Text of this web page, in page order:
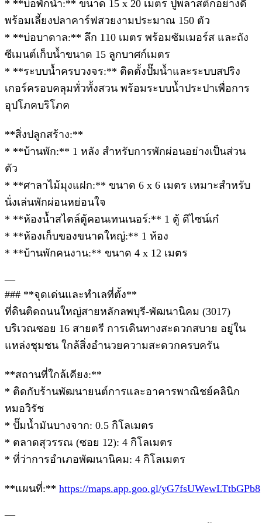
* **บ่อพักน้ำ:** ขนาด 15 x 20 เมตร ปูพลาสติกอย่างดี
พร้อมเลี้ยงปลาคาร์ฟสวยงามประมาณ 150 ตัว
* **บ่อบาดาล:** ลึก 110 เมตร พร้อมซัมเมอร์ส และถัง
ซีเมนต์เก็บน้ำขนาด 15 ลูกบาศก์เมตร
* **ระบบน้ำครบวงจร:** ติดตั้งปั๊มน้ำและระบบสปริง
เกอร์ครอบคลุมทั่วทั้งสวน พร้อมระบบน้ำประปาเพื่อการ
อุปโภคบริโภค
**สิ่งปลูกสร้าง:**
* **บ้านพัก:** 1 หลัง สำหรับการพักผ่อนอย่างเป็นส่วน
ตัว
* **ศาลาไม้มุงแฝก:** ขนาด 6 x 6 เมตร เหมาะสำหรับ
นั่งเล่นพักผ่อนหย่อนใจ
* **ห้องน้ำสไตล์ตู้คอนเทนเนอร์:** 1 ตู้ ดีไซน์เก๋
* **ห้องเก็บของขนาดใหญ่:** 1 ห้อง
* **บ้านพักคนงาน:** ขนาด 4 x 12 เมตร
—
### **จุดเด่นและทำเลที่ตั้ง**
ที่ดินติดถนนใหญ่สายหลักลพบุรี-พัฒนานิคม (3017)
บริเวณซอย 16 สายตรี การเดินทางสะดวกสบาย อยู่ใน
แหล่งชุมชน ใกล้สิ่งอำนวยความสะดวกครบครัน
**สถานที่ใกล้เคียง:**
* ติดกับร้านพัฒนายนต์การและอาคารพาณิชย์คลินิก
หมอวิรัช
* ปั๊มน้ำมันบางจาก: 0.5 กิโลเมตร
* ตลาดสุวรรณ (ซอย 12): 4 กิโลเมตร
* ที่ว่าการอำเภอพัฒนานิคม: 4 กิโลเมตร
**แผนที่:** https://maps.app.goo.gl/yG7fsUWewLTtbGPb8
—